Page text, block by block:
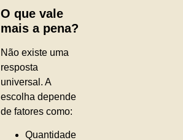
O que vale
mais a pena?
Não existe uma
resposta
universal. A
escolha depende
de fatores como:
Quantidade